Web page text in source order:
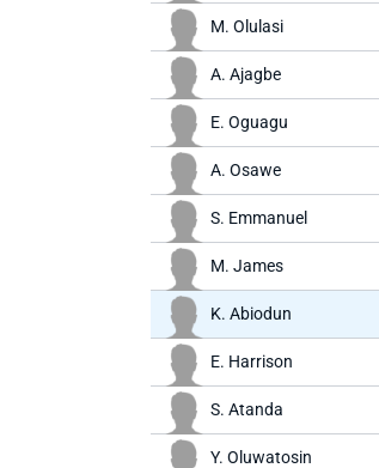
M. Olulasi
A. Ajagbe
E. Oguagu
A. Osawe
S. Emmanuel
M. James
K. Abiodun
E. Harrison
S. Atanda
Y. Oluwatosin